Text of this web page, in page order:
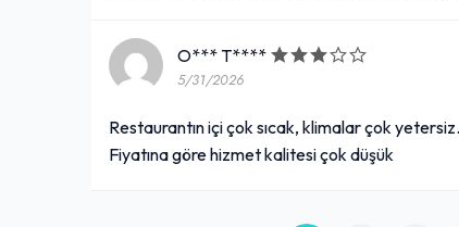
O*** T****
5/31/2026
Restaurantın içi çok sıcak, klimalar çok
Fiyatına göre hizmet kalitesi çok düşük